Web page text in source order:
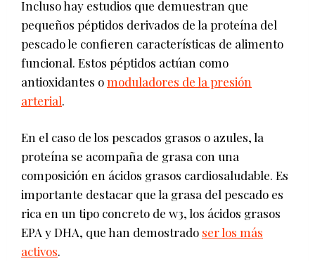
Incluso hay estudios que demuestran que
pequeños péptidos derivados de la proteína del
pescado le confieren características de alimento
funcional. Estos péptidos actúan como
antioxidantes omoduladores de la presión
arterial.
En el caso de los pescados grasos o azules, la
proteína se acompaña de grasa con una
composición en ácidos grasos cardiosaludable. Es
importante destacar que la grasa del pescado es
rica en un tipo concreto de w3, los ácidos grasos
EPA y DHA, que han demostrado ser los más
activos.